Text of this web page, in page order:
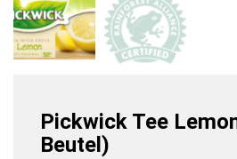
Pickwick Tee
Beutel)